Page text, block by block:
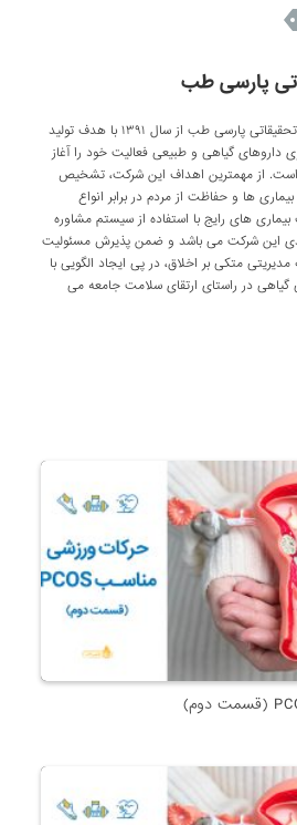
پارسی طب
شرکت تحقیقاتی پارسی طب از سال ۱۳۹۱ با هدف تولید
داروهای گیاهی و طبیعی فعالیت خود را آغاز
است. از مهمترین اهداف این شرکت، تشخیص
ها و حفاظت از مردم در برابر انواع
های رایج با استفاده از سیستم مشاوره
این شرکت می باشد و ضمن پذیرش مسئولیت
متکی بر اخلاق، در پی ایجاد الگویی با
در راستای ارتقای سلامت جامعه می